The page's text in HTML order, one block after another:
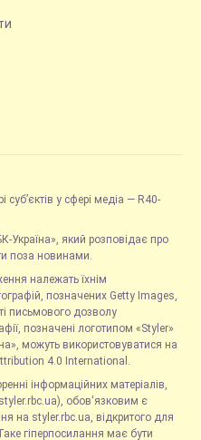
суб’єктів у сфері медіа — R40-
Україна», який розповідає про
поза новинами.
належать їхнім
позначених Getty Images,
письмового дозволу
позначені логотипом «Styler»
можуть використовуватися на
4.0 International.
інформаційних матеріалів,
обов'язковим є
на styler.rbc.ua, відкритого для
гіперпосилання має бути